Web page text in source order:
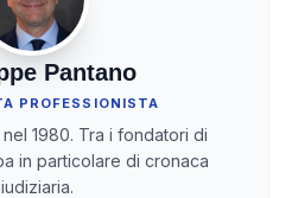
Pantano
PROFESSIONISTA
nel 1980. Tra i fondatori di
in particolare di cronaca